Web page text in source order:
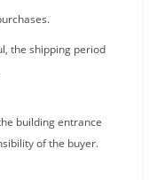
the shipping period
building entrance
of the buyer.